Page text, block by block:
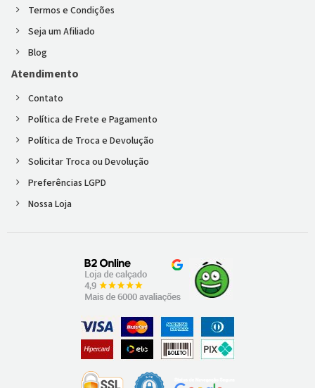
Termos e Condições
Seja um Afiliado
Blog
Atendimento
Contato
Política de Frete e Pagamento
Política de Troca e Devolução
Solicitar Troca ou Devolução
Preferências LGPD
Nossa Loja